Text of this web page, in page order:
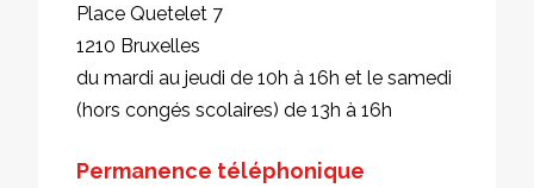
Place Quetelet 7
1210 Bruxelles
du mardi au jeudi de 10h à 16h et le samedi
(hors congés scolaires) de 13h à 16h
Permanence téléphonique